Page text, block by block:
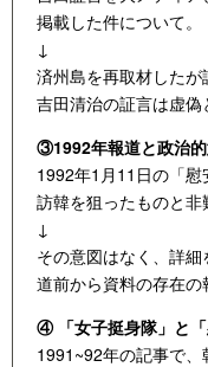
掲載した件について。
↓
済州島を再取材したが
吉田清治の証言は虚偽
③1992年報道と政治
1992年1月11日の「
訪韓を狙ったものと非
↓
その意図はなく、詳
道前から資料の存在の
④ 「女子挺身隊」と
1991~92年の記事で